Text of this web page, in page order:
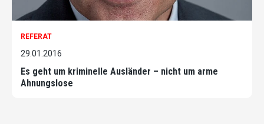
REFERAT
29.01.2016
Es geht um kriminelle Ausländer – nicht um arme
Ahnungslose